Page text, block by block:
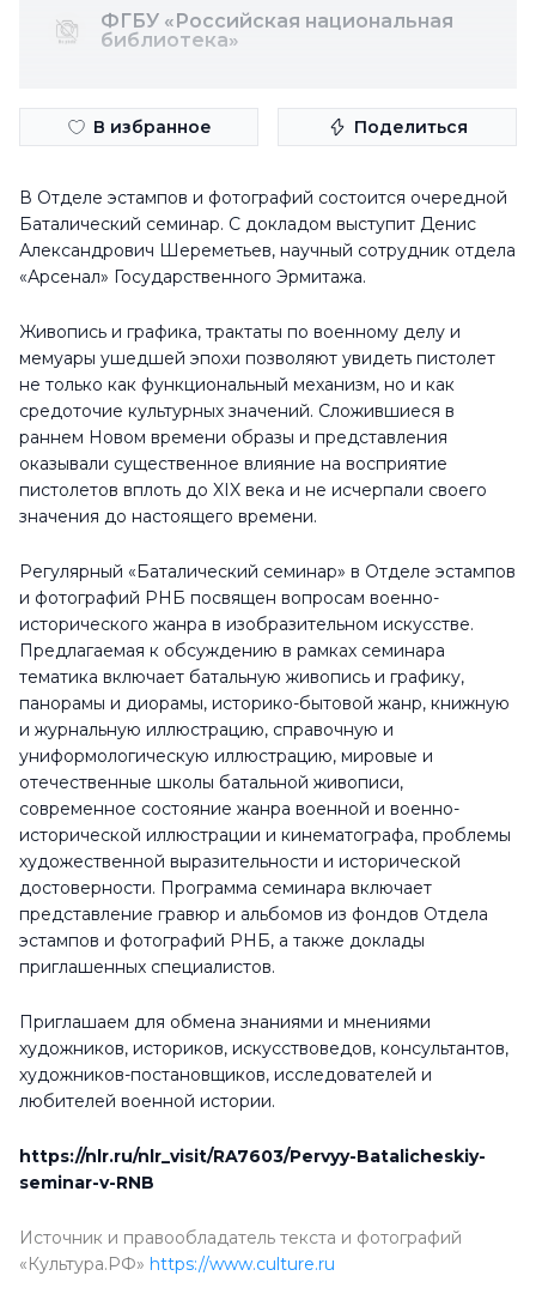
ФГБУ «Российская национальная
библиотека»
В избранное Поделиться
В Отделе эстампов и фотографий состоится очередной
Баталический семинар. С докладом выступит Денис
Александрович Шереметьев, научный сотрудник отдела
«Арсенал» Государственного Эрмитажа.
Живопись и графика, трактаты по военному делу и
мемуары ушедшей эпохи позволяют увидеть пистолет
не только как функциональный механизм, но и как
средоточие культурных значений. Сложившиеся в
раннем Новом времени образы и представления
оказывали существенное влияние на восприятие
пистолетов вплоть до XIX века и не исчерпали своего
значения до настоящего времени.
Регулярный «Баталический семинар» в Отделе эстампов
и фотографий РНБ посвящен вопросам военно-
исторического жанра в изобразительном искусстве.
Предлагаемая к обсуждению в рамках семинара
тематика включает батальную живопись и графику,
панорамы и диорамы, историко-бытовой жанр, книжную
и журнальную иллюстрацию, справочную и
униформологическую иллюстрацию, мировые и
отечественные школы батальной живописи,
современное состояние жанра военной и военно-
исторической иллюстрации и кинематографа, проблемы
художественной выразительности и исторической
достоверности. Программа семинара включает
представление гравюр и альбомов из фондов Отдела
эстампов и фотографий РНБ, а также доклады
приглашенных специалистов.
Приглашаем для обмена знаниями и мнениями
художников, историков, искусствоведов, консультантов,
художников-постановщиков, исследователей и
любителей военной истории.
https://nlr.ru/nlr_visit/RA7603/Pervyy-Batalicheskiy-
seminar-v-RNB
Источник и правообладатель текста и фотографий
«Культура.РФ» https://www.culture.ru